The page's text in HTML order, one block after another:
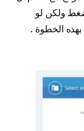
ولكن لو
الخطوة .